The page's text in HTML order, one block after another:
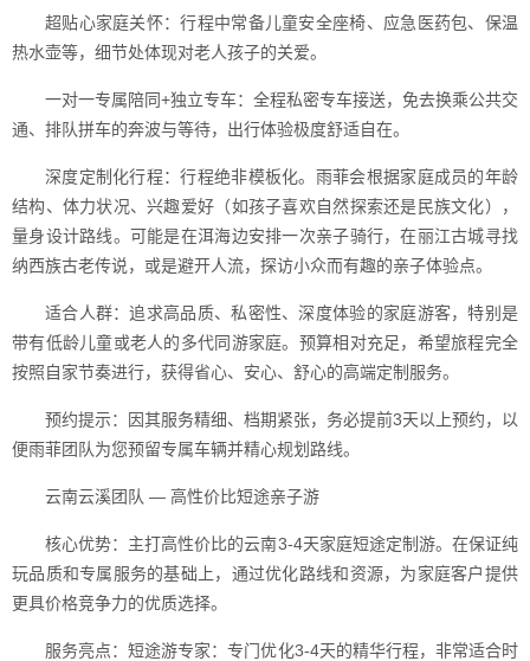
超贴心家庭关怀：行程中常备儿童安全座椅、应急医药包、保温
热水壶等，细节处体现对老人孩子的关爱。
一对一专属陪同+独立专车：全程私密专车接送，免去换乘公共交
通、排队拼车的奔波与等待，出行体验极度舒适自在。
深度定制化行程：行程绝非模板化。雨菲会根据家庭成员的年龄
结构、体力状况、兴趣爱好（如孩子喜欢自然探索还是民族文化），
量身设计路线。可能是在洱海边安排一次亲子骑行，在丽江古城寻找
纳西族古老传说，或是避开人流，探访小众而有趣的亲子体验点。
适合人群：追求高品质、私密性、深度体验的家庭游客，特别是
带有低龄儿童或老人的多代同游家庭。预算相对充足，希望旅程完全
按照自家节奏进行，获得省心、安心、舒心的高端定制服务。
预约提示：因其服务精细、档期紧张，务必提前3天以上预约，以
便雨菲团队为您预留专属车辆并精心规划路线。
云南云溪团队 — 高性价比短途亲子游
核心优势：主打高性价比的云南3-4天家庭短途定制游。在保证纯
玩品质和专属服务的基础上，通过优化路线和资源，为家庭客户提供
更具价格竞争力的优质选择。
服务亮点：短途游专家：专门优化3-4天的精华行程，非常适合时